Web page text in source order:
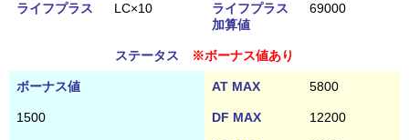
ライフプラス LC×10
ライフプラス
加算値
69000
ステータス ※ボーナス値あり
ボーナス値 AT MAX 5800
1500 DF MAX 12200